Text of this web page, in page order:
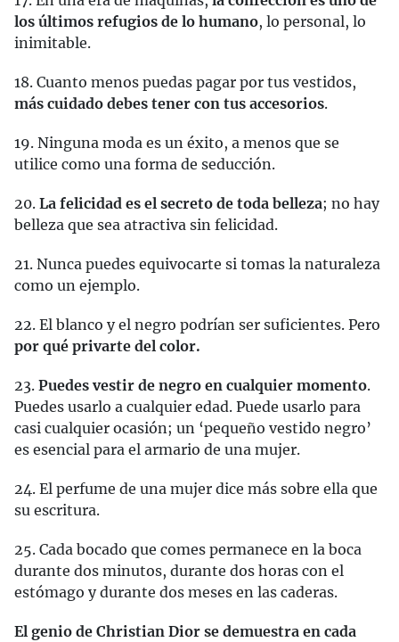
los últimos refugios de lo humano, lo personal, lo
inimitable.
18. Cuanto menos puedas pagar por tus vestidos,
más cuidado debes tener con tus accesorios.
19. Ninguna moda es un éxito, a menos que se
utilice como una forma de seducción.
20. La felicidad es el secreto de toda belleza; no hay
belleza que sea atractiva sin felicidad.
21. Nunca puedes equivocarte si tomas la naturaleza
como un ejemplo.
22. El blanco y el negro podrían ser suficientes. Pero
por qué privarte del color.
23. Puedes vestir de negro en cualquier momento.
Puedes usarlo a cualquier edad. Puede usarlo para
casi cualquier ocasión; un ‘pequeño vestido negro’
es esencial para el armario de una mujer.
24. El perfume de una mujer dice más sobre ella que
su escritura.
25. Cada bocado que comes permanece en la boca
durante dos minutos, durante dos horas con el
estómago y durante dos meses en las caderas.
El genio de Christian Dior se demuestra en cada